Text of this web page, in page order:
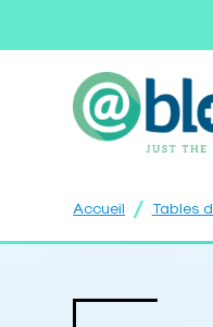
Accueil / Tables